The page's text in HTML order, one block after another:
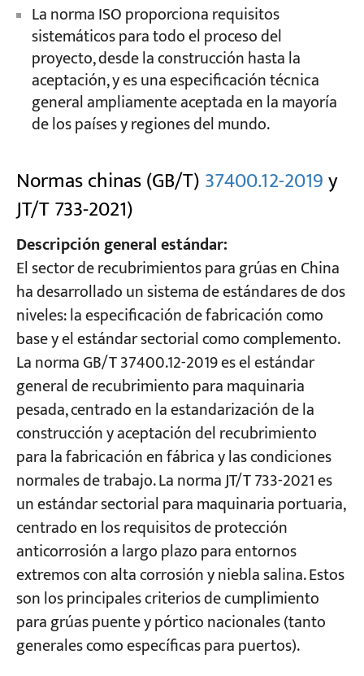
La norma ISO proporciona requisitos
sistemáticos para todo el proceso del
proyecto, desde la construcción hasta la
aceptación, y es una especificación técnica
general ampliamente aceptada en la mayoría
de los países y regiones del mundo.
Normas chinas (GB/T)37400.12-2019y
JT/T 733-2021)
Descripción general estándar:
El sector de recubrimientos para grúas en China
ha desarrollado un sistema de estándares de dos
niveles: la especificación de fabricación como
base y el estándar sectorial como complemento.
La norma GB/T 37400.12-2019 es el estándar
general de recubrimiento para maquinaria
pesada, centrado en la estandarización de la
construcción y aceptación del recubrimiento
para la fabricación en fábrica y las condiciones
normales de trabajo. La norma JT/T 733-2021 es
un estándar sectorial para maquinaria portuaria,
centrado en los requisitos de protección
anticorrosión a largo plazo para entornos
extremos con alta corrosión y niebla salina. Estos
son los principales criterios de cumplimiento
para grúas puente y pórtico nacionales (tanto
generales como específicas para puertos).